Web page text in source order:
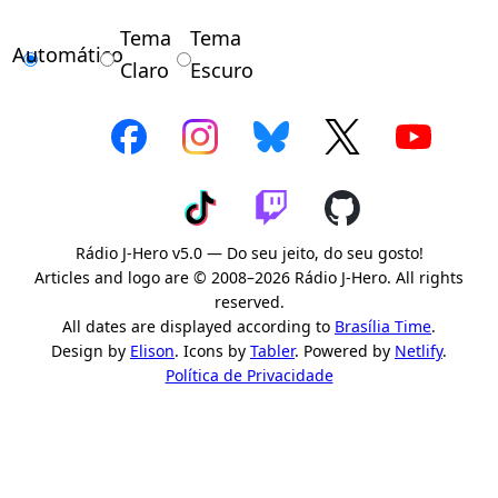
Automático
Tema
Claro
Tema
Escuro
Rádio J-Hero v5.0 — Do seu jeito, do seu gosto!
Articles and logo are © 2008–2026 Rádio J-Hero. All rights
reserved.
All dates are displayed according to Brasília Time.
Design by Elison. Icons by Tabler. Powered by Netlify.
Política de Privacidade